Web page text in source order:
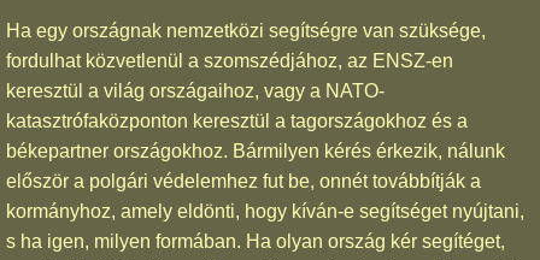
Ha egy országnak nemzetközi segítségre van szüksége,
fordulhat közvetlenül a szomszédjához, az ENSZ-en
keresztül a világ országaihoz, vagy a NATO-
katasztrófaközponton keresztül a tagországokhoz és a
békepartner országokhoz. Bármilyen kérés érkezik, nálunk
először a polgári védelemhez fut be, onnét továbbítják a
kormányhoz, amely eldönti, hogy kíván-e segítséget nyújtani,
s ha igen, milyen formában. Ha olyan ország kér segítéget,